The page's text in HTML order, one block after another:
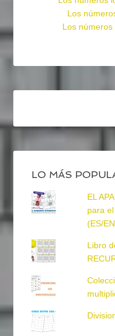
Los
Los
LO MÁS
EL
para
(ES/
Libro